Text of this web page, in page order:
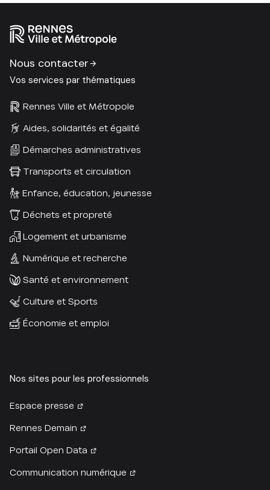
Nous contacter
Vos services par thématiques
Rennes Ville et Métropole
Aides, solidarités et égalité
Démarches administratives
Transports et circulation
Enfance, éducation, jeunesse
Déchets et propreté
Logement et urbanisme
Numérique et recherche
Santé et environnement
Culture et Sports
Économie et emploi
Nos sites pour les professionnels
Espace presse
Rennes Demain
Portail Open Data
Communication numérique